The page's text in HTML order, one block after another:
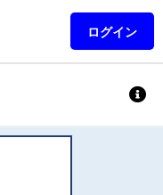
ログイン